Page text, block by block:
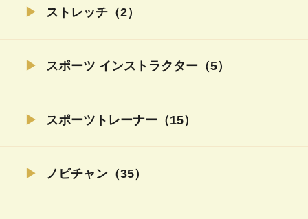
ストレッチ（2）
スポーツ インストラクター（5）
スポーツトレーナー（15）
ノビチャン（35）